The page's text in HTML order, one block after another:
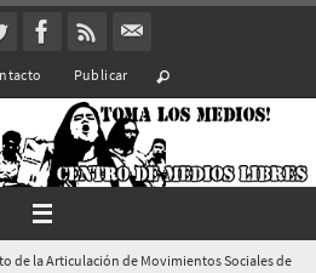
Publicar
de la Articulación de Movimientos Sociales de